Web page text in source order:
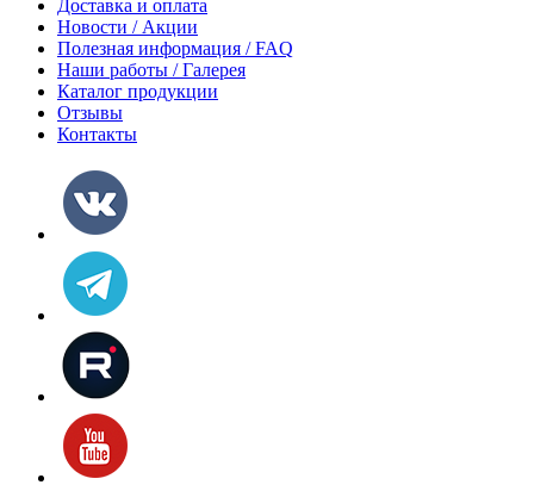
Доставка и оплата
Новости / Акции
Полезная информация / FAQ
Наши работы / Галерея
Каталог продукции
Отзывы
Контакты